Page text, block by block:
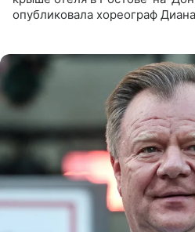
опубликовала хореограф